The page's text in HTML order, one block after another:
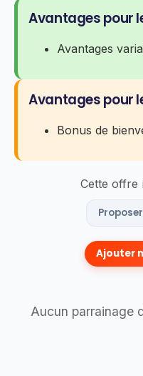
Avantages pour
Avantages
Avantages pour
Bonus de
Cette offre
Ajouter
Aucun parrainage